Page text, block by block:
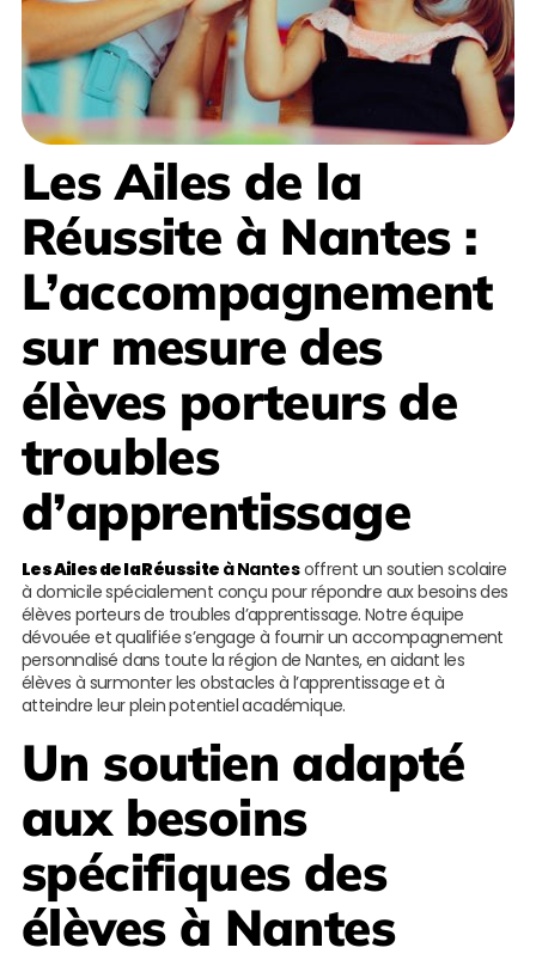
Les Ailes de la
Réussite à Nantes:
L’accompagnement
sur mesure des
élèves porteurs de
troubles
d’apprentissage
Les Ailes de la Réussite à Nantesoffrent un soutien scolaire
à domicile spécialement conçu pour répondre aux besoins des
élèves porteurs de troubles d’apprentissage. Notre équipe
dévouée et qualifiée s’engage à fournir un accompagnement
personnalisé dans toute la région de Nantes, en aidant les
élèves à surmonter les obstacles à l’apprentissage et à
atteindre leur plein potentiel académique.
Un soutien adapté
aux besoins
spécifiques des
élèves à Nantes